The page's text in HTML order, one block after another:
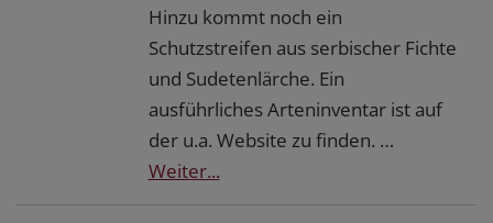
Hinzu kommt noch ein
Schutzstreifen aus serbischer Fichte
und Sudetenlärche. Ein
ausführliches Arteninventar ist auf
der u.a. Website zu finden. …
Weiter...